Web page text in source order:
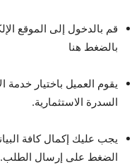
قم بالدخول إلى الموقع
بالضغط هنا
يقوم العميل باختيار خدمة
السدرة الاستثمارية.
يجب عليك إكمال كافة
الضغط على إرسال الطلب.